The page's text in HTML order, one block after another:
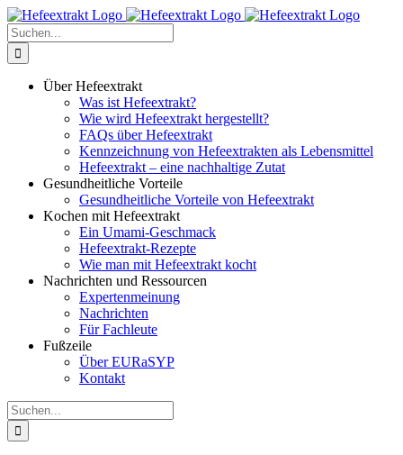
Zum
Inhalt
springen
Suche
nach:
Über Hefeextrakt
Was ist Hefeextrakt?
Wie wird Hefeextrakt hergestellt?
FAQs über Hefeextrakt
Kennzeichnung von Hefeextrakten als Lebensmittel
Hefeextrakt – eine nachhaltige Zutat
Gesundheitliche Vorteile
Gesundheitliche Vorteile von Hefeextrakt
Kochen mit Hefeextrakt
Ein Umami-Geschmack
Hefeextrakt-Rezepte
Wie man mit Hefeextrakt kocht
Nachrichten und Ressourcen
Expertenmeinung
Nachrichten
Für Fachleute
Fußzeile
Über EURaSYP
Kontakt
Suche
nach: